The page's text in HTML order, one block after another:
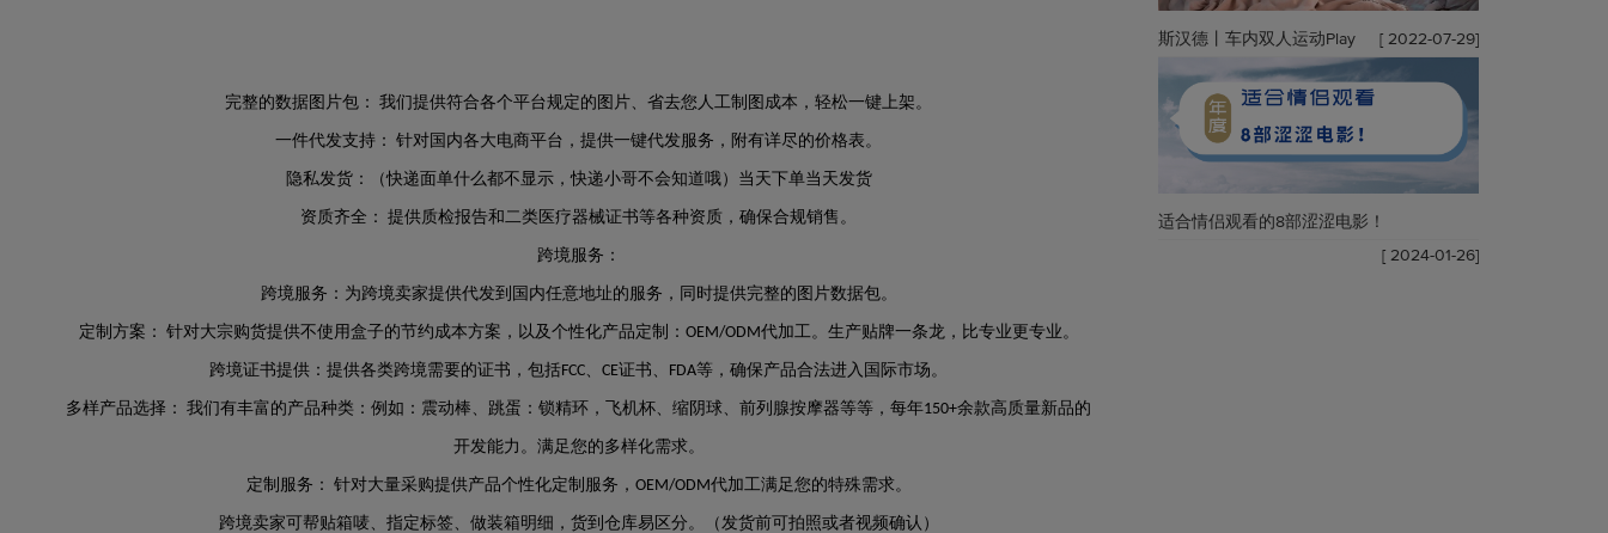
完整的数据图片包： 我们提供符合各个平台规定的图片、省去您人工制图成本，轻松一键上架。
一件代发支持： 针对国内各大电商平台，提供一键代发服务，附有详尽的价格表。
隐私发货： （快递面单什么都不显示，快递小哥不会知道哦）当天下单当天发货
资质齐全 ： 提供质检报告和二类医疗器械证书等各种资质，确保合规销售。
跨境服务：
跨境服务 ： 为跨境卖家提供代发到国内任意地址的服务，同时提供完整的图片数据包。
定制方案 ： 针对大宗购货提供不使用盒子的节约成本方案 ， 以及个性化产品定制： OEM/ODM代加工。生产贴牌一条龙，比专业更专业。
跨境证书提供：提供各类跨境需要的证书，包括FCC、CE证书、 FDA等，确保产品合法进入国际市场。
多样产品选择 ： 我们有丰富的产品种类 ：例如：震动棒、跳蛋：锁精环，飞机杯、缩阴球、前列腺按摩器等等，每年150+余款高质量新品的
开发能力 。 满足您的多样化需求。
定制服务： 针对大量采购提供产品个性化定制服务， OEM/ODM代加工满足您的特殊需求。
跨境卖家可帮贴箱唛、指定标签、做装箱明细，货到仓库易区分。（发货前可拍照或者视频确认）
斯汉德丨车内双人运动Play [ 2022-07-29]
适合情侣观看的8部涩涩电影！
[ 2024-01-26]